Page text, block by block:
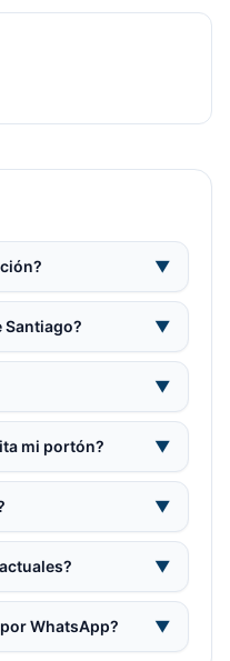
▼
Santiago? ▼
▼
mi portón? ▼
▼
▼
WhatsApp? ▼